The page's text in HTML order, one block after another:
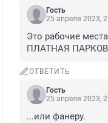
Гость
25 апреля 2023,
Это рабочие
ПЛАТНАЯ
ОТВЕТИТЬ
Гость
25 апреля 2023,
...или фанеру.